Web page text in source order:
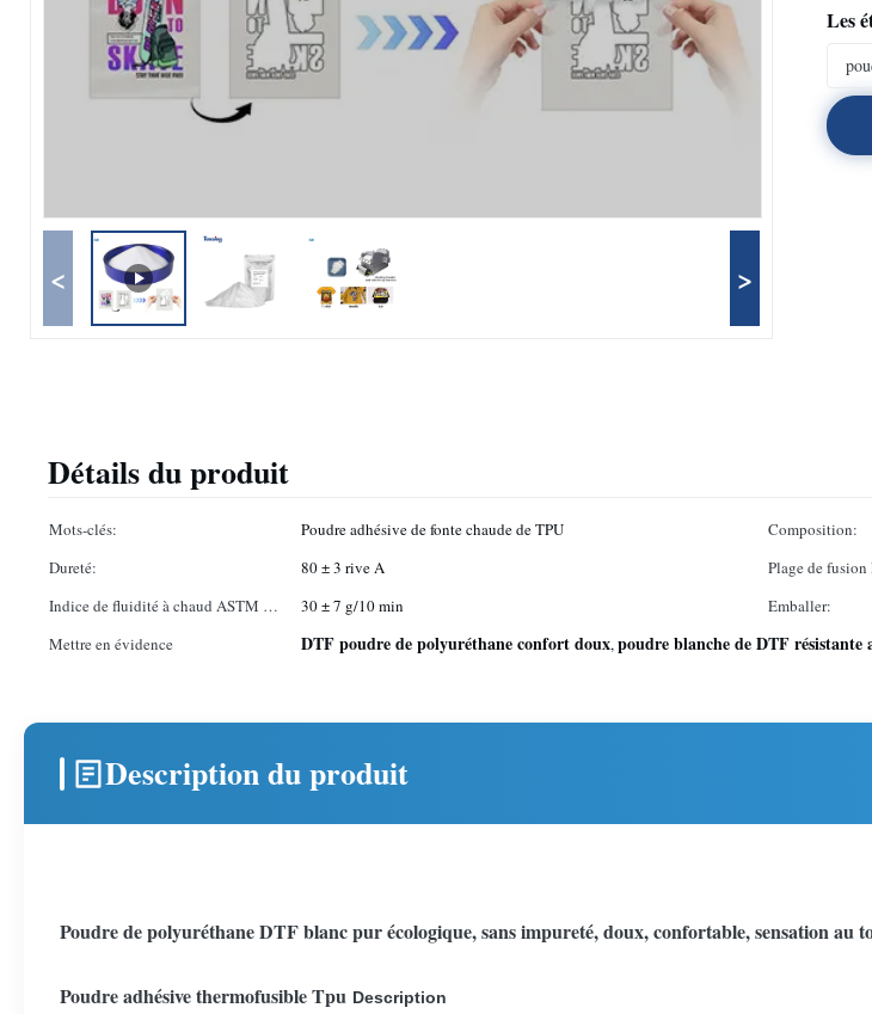
< >
Les
Détails du produit
Mots-clés: Poudre adhésive de fonte chaude de TPU Composition:
Dureté:
80 ± 3 rive A Plage de fusion
Indice de fluidité à chaud ASTM D-
1238:
30 ± 7 g/10 min Emballer:
Mettre en évidence
DTF poudre de polyuréthane confort doux,poudre blanche de DTF résistante
Description du produit
Poudre de polyuréthane DTF blanc pur écologique, sans impureté, doux, confortable, sensation au
Poudre adhésive thermofusible Tpu Description